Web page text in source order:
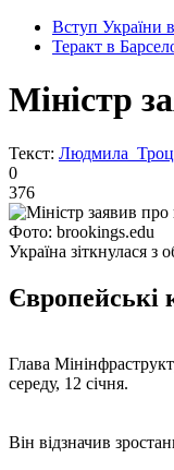
Вступ України
Теракт в
Міністр
Текст: Людмила
0
376
Фото: brookings.edu
Україна зіткнулася
Європейські
Глава
середу, 12 січня.
Він відзначив